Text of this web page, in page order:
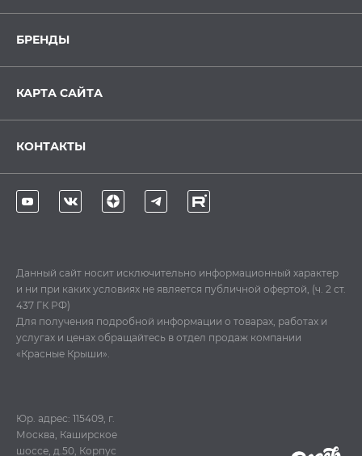
БРЕНДЫ
КАРТА САЙТА
КОНТАКТЫ
Данный сайт носит исключительно информационный характер
и ни при каких условиях не является публичной офертой, (ч. 2 ст.
437 ГК РФ)
Для получения подробной информации о товарах, работах и
услугах и ценах обращайтесь в отдел продаж компании
«Красные Крыши».
Юр. адрес: 115409, г.
Москва, Каширское
шоссе, д.50, Корпус